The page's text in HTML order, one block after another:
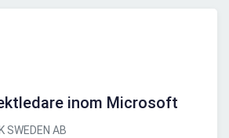
inom Microsoft
SWEDEN AB